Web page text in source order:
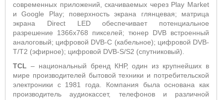
современных приложений, скачиваемых через Play Market
и Google Play; поверхность экрана глянцевая; матрица
экрана Direct LED обеспечивает потенциальное
разрешение 1366х768 пикселей; тюнер DVB встроенный
аналоговый; цифровой DVB-C (кабельное); цифровой DVB-
T/T2 (эфирное); цифровой DVB-S/S2 (спутниковый).
TCL – национальный бренд КНР, один из крупнейших в
мире производителей бытовой техники и потребительской
электроники с 1981 года. Компания была основана как
производитель аудиокассет, телефонов и различной